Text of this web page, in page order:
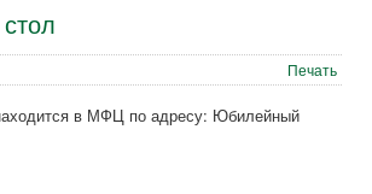
Печать
в МФЦ по адресу: Юбилейный